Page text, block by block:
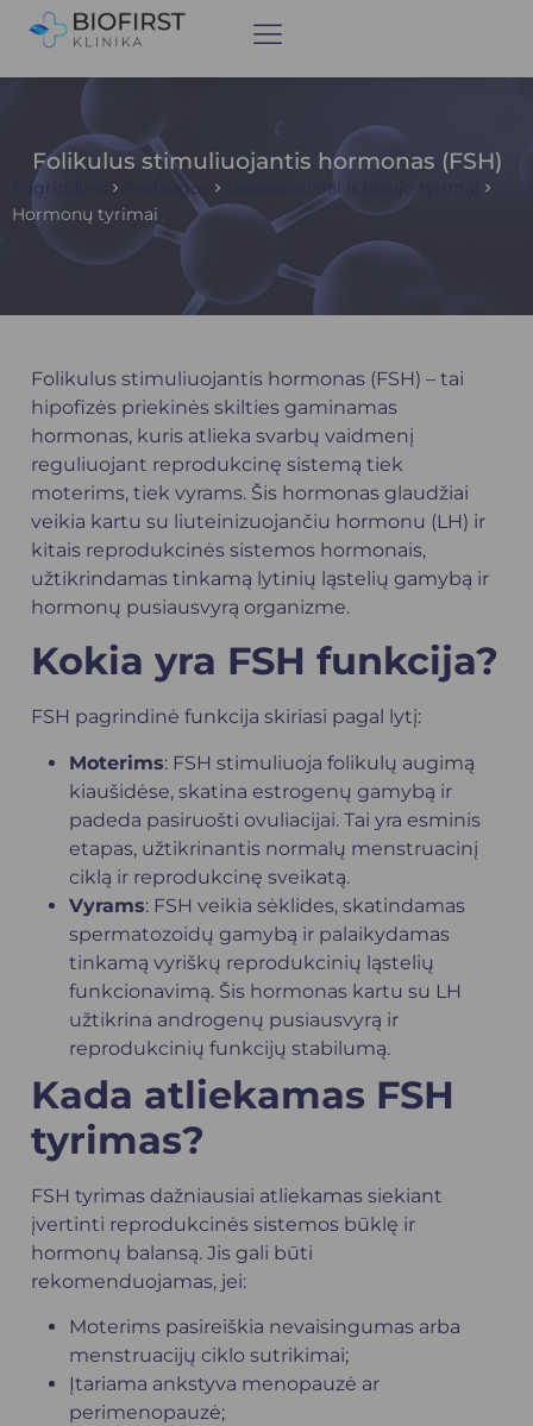
Folikulus stimuliuojantis hormonas (FSH)
Pagrindinis Paslaugos
Laboratoriniai ir kraujo tyrimai
Hormonų tyrimai
Folikulus stimuliuojantis hormonas (FSH) – tai
hipofizės priekinės skilties gaminamas
hormonas, kuris atlieka svarbų vaidmenį
reguliuojant reprodukcinę sistemą tiek
moterims, tiek vyrams. Šis hormonas glaudžiai
veikia kartu su liuteinizuojančiu hormonu (LH) ir
kitais reprodukcinės sistemos hormonais,
užtikrindamas tinkamą lytinių ląstelių gamybą ir
hormonų pusiausvyrą organizme.
Kokia yra FSH funkcija?
FSH pagrindinė funkcija skiriasi pagal lytį:
Moterims: FSH stimuliuoja folikulų augimą
kiaušidėse, skatina estrogenų gamybą ir
padeda pasiruošti ovuliacijai. Tai yra esminis
etapas, užtikrinantis normalų menstruacinį
ciklą ir reprodukcinę sveikatą.
Vyrams: FSH veikia sėklides, skatindamas
spermatozoidų gamybą ir palaikydamas
tinkamą vyriškų reprodukcinių ląstelių
funkcionavimą. Šis hormonas kartu su LH
užtikrina androgenų pusiausvyrą ir
reprodukcinių funkcijų stabilumą.
Kada atliekamas FSH
tyrimas?
FSH tyrimas dažniausiai atliekamas siekiant
įvertinti reprodukcinės sistemos būklę ir
hormonų balansą. Jis gali būti
rekomenduojamas, jei:
Moterims pasireiškia nevaisingumas arba
menstruacijų ciklo sutrikimai;
Įtariama ankstyva menopauzė ar
perimenopauzė;